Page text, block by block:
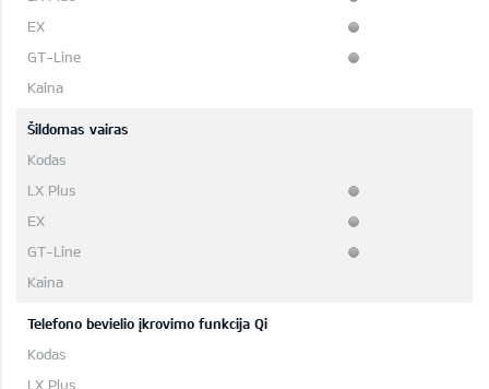
Šildomas vairas
Telefono bevielio įkrovimo funkcija Qi